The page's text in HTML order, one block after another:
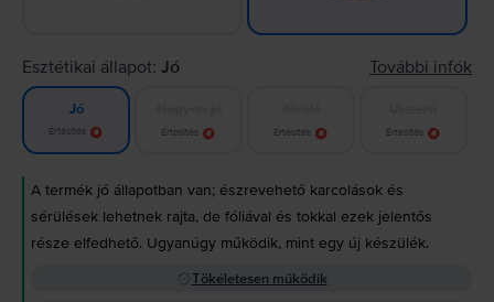
Esztétikai állapot: Jó További infók
Jó
Értesítés Értesítés Értesítés Értesítés
A termék jó állapotban van; észrevehető karcolások és
sérülések lehetnek rajta, de fóliával és tokkal ezek jelentős
része elfedhető. Ugyanúgy működik, mint egy új készülék.
Tökéletesen működik